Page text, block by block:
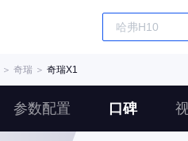
＞ 奇瑞 ＞ 奇瑞X1
参数配置 口碑